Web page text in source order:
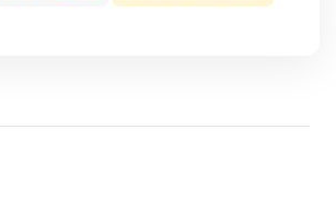
com o passar dos